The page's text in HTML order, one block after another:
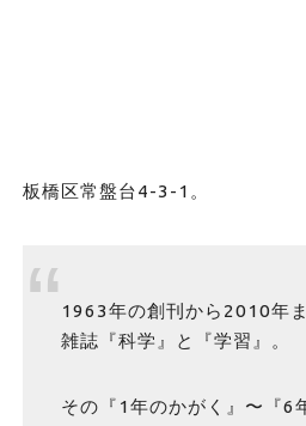
板橋区常盤台4-3-1。
1963年の創刊から2010年
雑誌『科学』と『学習』。
その『1年のかがく』〜『6